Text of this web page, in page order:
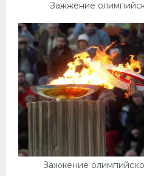
Зажжение
Зажжение